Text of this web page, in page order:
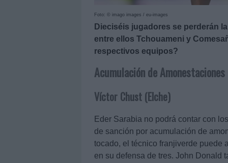
Foto: © imago images / eu-images
Dieciséis jugadores se perderán
entre ellos Tchouameni y
respectivos equipos?
Acumulación de Amonestaciones
Víctor Chust (Elche)
Eder Sarabia no podrá contar con
de sanción por acumulación de
tocado, el técnico franjiverde puede
en su defensa de tres. John Donald